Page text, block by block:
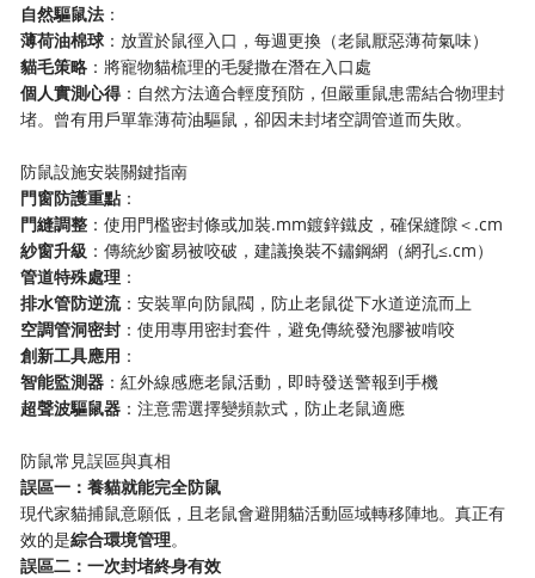
​自然驅鼠法​ ​：
​薄荷油棉球​ ​：放置於鼠徑入口，每週更換（老鼠厭惡薄荷氣味）
​貓毛策略​ ​：將寵物貓梳理的毛髮撒在潛在入口處
​個人實測心得​ ​：自然方法適合輕度預防，但嚴重鼠患需結合物理封
堵。曾有用戶單靠薄荷油驅鼠，卻因未封堵空調管道而失敗。
防鼠設施安裝關鍵指南
​門窗防護重點​ ​：
​門縫調整​ ​：使用門檻密封條或加裝.mm鍍鋅鐵皮，確保縫隙＜.cm
​紗窗升級​ ​：傳統紗窗易被咬破，建議換裝不鏽鋼網（網孔≤.cm）
​管道特殊處理​ ​：
​排水管防逆流​​：安裝單向防鼠閥，防止老鼠從下水道逆流而上
​空調管洞密封​ ​：使用專用密封套件，避免傳統發泡膠被啃咬
​創新工具應用​ ​：
​智能監測器​ ​：紅外線感應老鼠活動，即時發送警報到手機
​超聲波驅鼠器​ ​：注意需選擇變頻款式，防止老鼠適應
防鼠常見誤區與真相
​誤區一：養貓就能完全防鼠​
現代家貓捕鼠意願低，且老鼠會避開貓活動區域轉移陣地。真正有
效的是​​綜合環境管理​​。
​誤區二：一次封堵終身有效​